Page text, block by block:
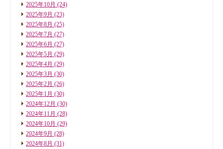
2025年10月 (24)
2025年9月 (23)
2025年8月 (25)
2025年7月 (27)
2025年6月 (27)
2025年5月 (29)
2025年4月 (29)
2025年3月 (30)
2025年2月 (26)
2025年1月 (30)
2024年12月 (30)
2024年11月 (28)
2024年10月 (29)
2024年9月 (28)
2024年8月 (31)